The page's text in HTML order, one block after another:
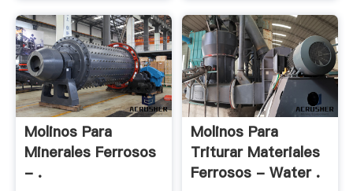
Molinos Para
Minerales Ferrosos
- .
Molinos Para
Triturar Materiales
Ferrosos - Water .